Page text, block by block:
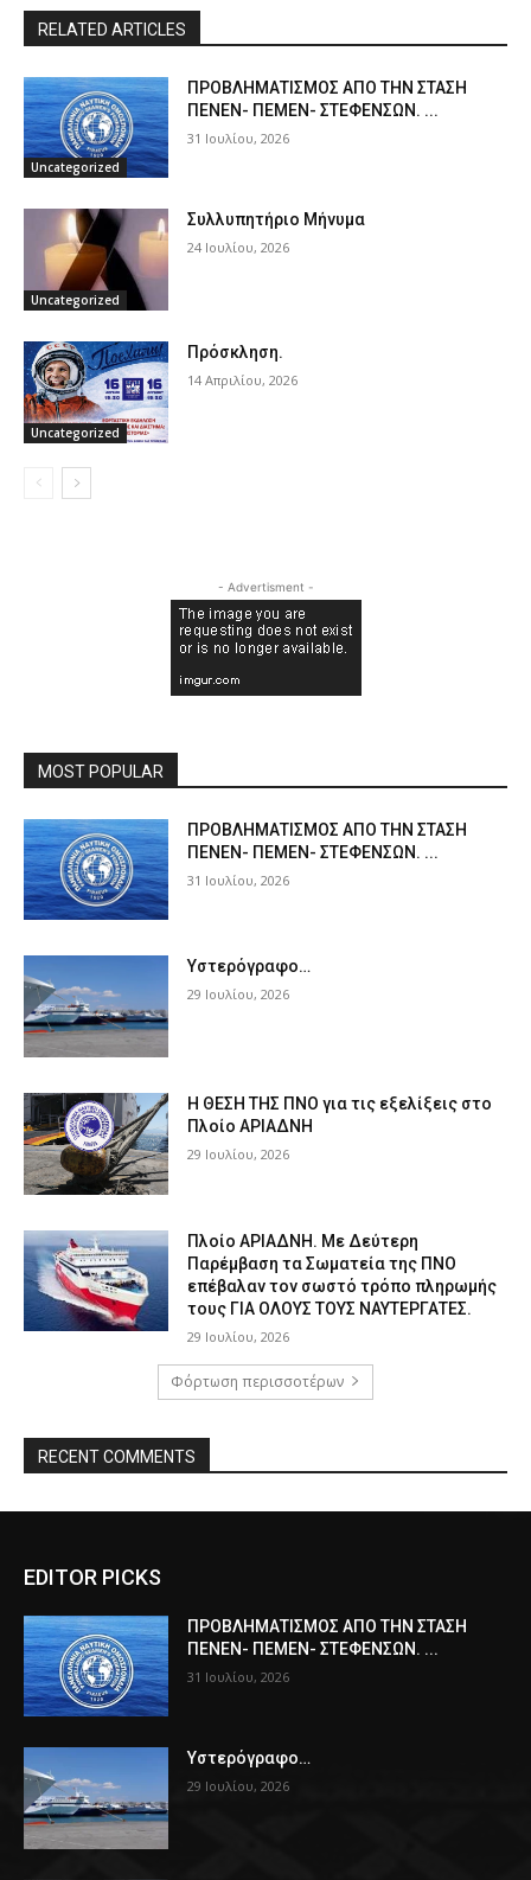
RELATED ARTICLES
Uncategorized
ΠPOΒΛΗΜΑΤΙΣΜΟΣ ΑΠΟ ΤΗΝ ΣΤΑΣΗ
ΠΕΝΕΝ- ΠΕΜΕΝ- ΣΤΕΦΕΝΣΩΝ. ...
31 Ιουλίου, 2026
Uncategorized
Συλλυπητήριο Μήνυμα
24 Ιουλίου, 2026
Uncategorized
Πρόσκληση.
14 Απριλίου, 2026
- Advertisment -
MOST POPULAR
ΠPOΒΛΗΜΑΤΙΣΜΟΣ ΑΠΟ ΤΗΝ ΣΤΑΣΗ
ΠΕΝΕΝ- ΠΕΜΕΝ- ΣΤΕΦΕΝΣΩΝ. ...
31 Ιουλίου, 2026
Υστερόγραφο…
29 Ιουλίου, 2026
Η ΘΕΣΗ ΤΗΣ ΠΝΟ για τις εξελίξεις στο
Πλοίο ΑΡΙΑΔΝΗ
29 Ιουλίου, 2026
Πλοίο ΑΡΙΑΔΝΗ. Με Δεύτερη
Παρέμβαση τα Σωματεία της ΠΝΟ
επέβαλαν τον σωστό τρόπο πληρωμής
τους ΓΙΑ ΟΛΟΥΣ ΤΟΥΣ ΝΑΥΤΕΡΓΑΤΕΣ.
29 Ιουλίου, 2026
Φόρτωση περισσοτέρων
RECENT COMMENTS
EDITOR PICKS
ΠPOΒΛΗΜΑΤΙΣΜΟΣ ΑΠΟ ΤΗΝ ΣΤΑΣΗ
ΠΕΝΕΝ- ΠΕΜΕΝ- ΣΤΕΦΕΝΣΩΝ. ...
31 Ιουλίου, 2026
Υστερόγραφο…
29 Ιουλίου, 2026